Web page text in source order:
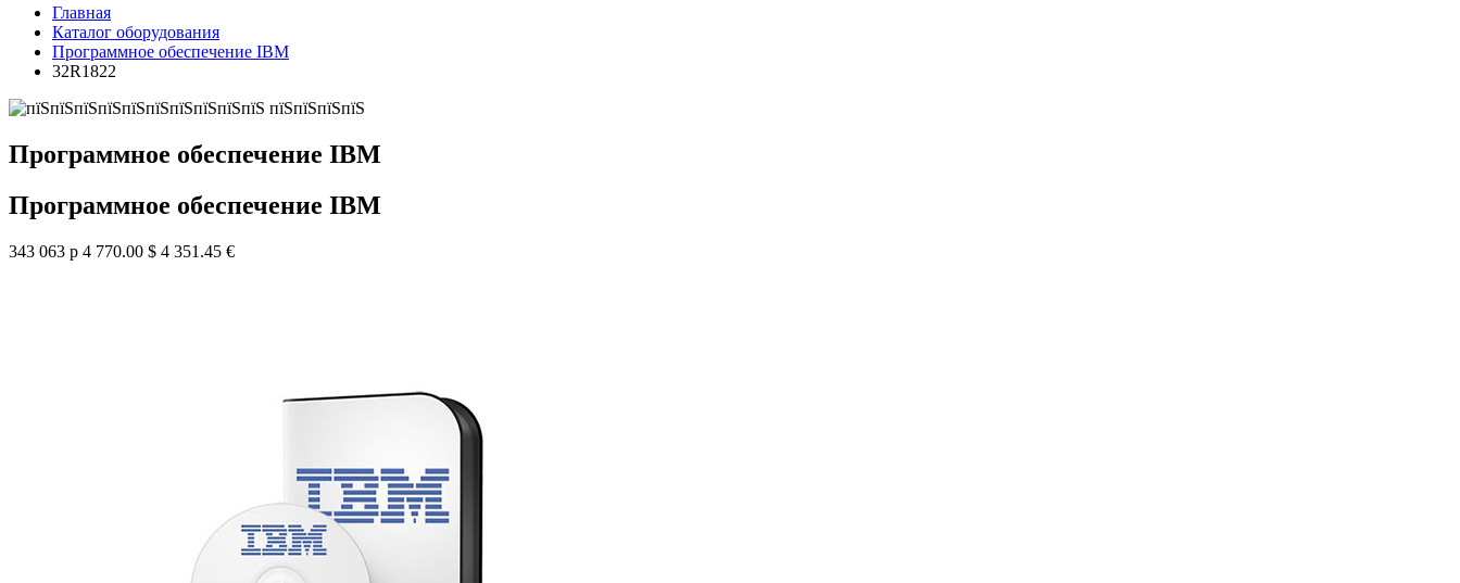
Главная
Каталог оборудования
Программное обеспечение IBM
32R1822
Программное обеспечение IBM
Программное обеспечение IBM
343 063 р 4 770.00 $ 4 351.45 €